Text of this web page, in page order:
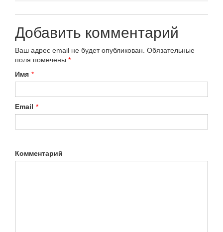
Добавить комментарий
Ваш адрес email не будет опубликован. Обязательные
поля помечены *
Имя *
Email *
Комментарий